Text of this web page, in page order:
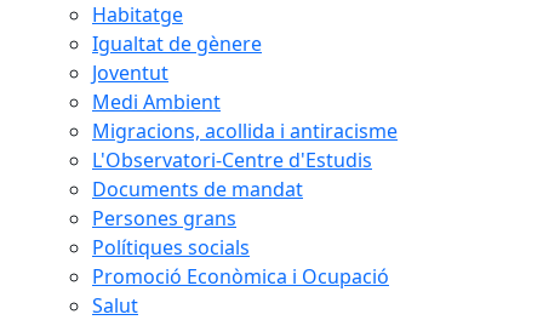
Habitatge
Igualtat de gènere
Joventut
Medi Ambient
Migracions, acollida i antiracisme
L'Observatori-Centre d'Estudis
Documents de mandat
Persones grans
Polítiques socials
Promoció Econòmica i Ocupació
Salut